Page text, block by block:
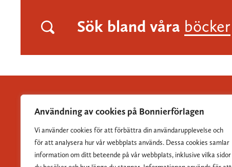
Användning av cookies på Bonnierförlagen
Vi använder cookies för att förbättra din användarupplevelse och
för att analysera hur vår webbplats används. Dessa cookies samlar
information om ditt beteende på vår webbplats, inklusive vilka sidor
Sök bland våra böcker
Albert Bonniers Förlag grundades 1837 och är Sveriges
största skönlitterära förlag.